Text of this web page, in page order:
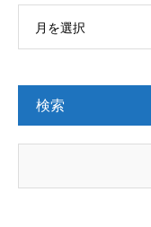
月を選択
検索